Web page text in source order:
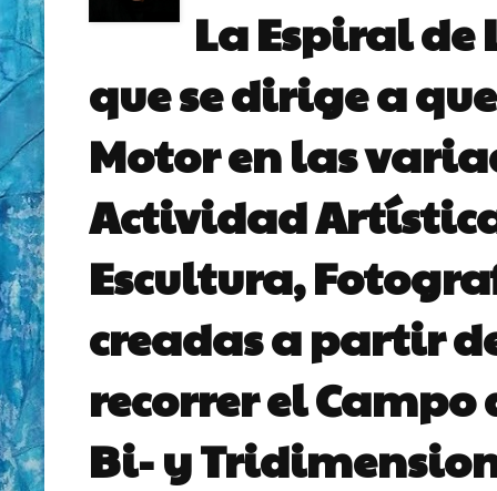
La Espiral de
que se dirige a
Motor en las
Actividad
Escultura,
creadas a partir
recorrer el
Bi- y